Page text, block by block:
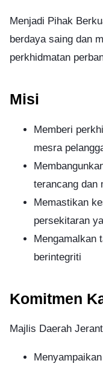
Menjadi Pihak
berdaya saing dan
perkhidmatan
Misi
Memberi
mesra
terancang dan
Memastikan
persekitaran
Mengamalkan
berintegriti
Komitmen
Majlis Daerah